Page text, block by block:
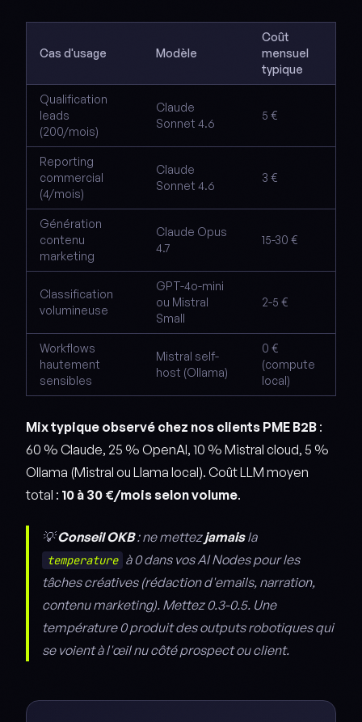
Cas d'usage Modèle
Coût
mensuel
typique
Qualification
leads
(200/mois)
Claude
Sonnet 4.6
5 €
Reporting
commercial
(4/mois)
Claude
Sonnet 4.6
3 €
Génération
contenu
marketing
Claude Opus
4.7
15-30 €
Classification
volumineuse
GPT-4o-mini
ou Mistral
Small
2-5 €
Workflows
hautement
sensibles
Mistral self-
host (Ollama)
0 €
(compute
local)
Mix typique observé chez nos clients PME B2B :
60 % Claude, 25 % OpenAI, 10 % Mistral cloud, 5 %
Ollama (Mistral ou Llama local). Coût LLM moyen
total : 10 à 30 €/mois selon volume.
💡Conseil OKB: ne mettezjamaisla
temperature à 0 dans vos AI Nodes pour les
tâches créatives (rédaction d'emails, narration,
contenu marketing). Mettez 0.3-0.5. Une
température 0 produit des outputs robotiques qui
se voient à l'œil nu côté prospect ou client.